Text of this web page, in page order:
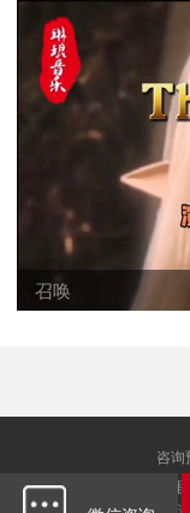
召唤
咨询
版权所有 （C） 南岛心